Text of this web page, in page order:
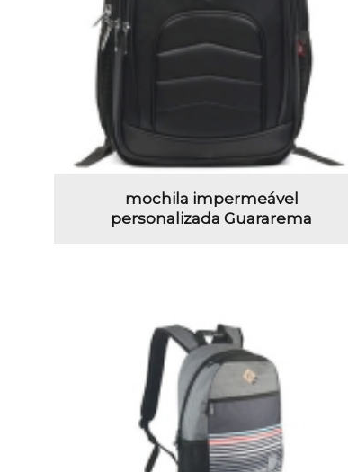
mochila impermeável
personalizada Guararema